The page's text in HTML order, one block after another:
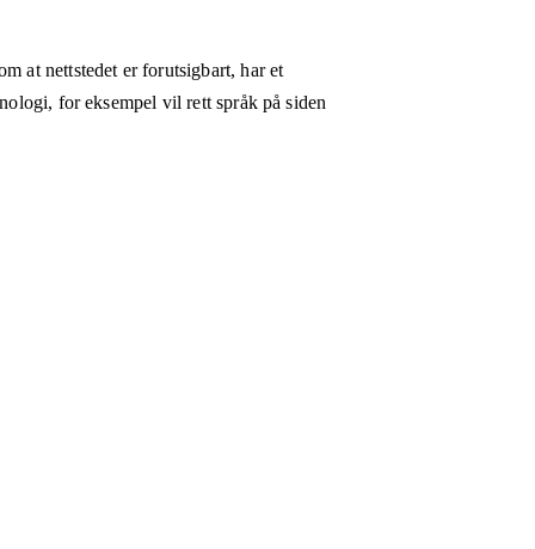
at nettstedet er forutsigbart, har et
for eksempel vil rett språk på siden